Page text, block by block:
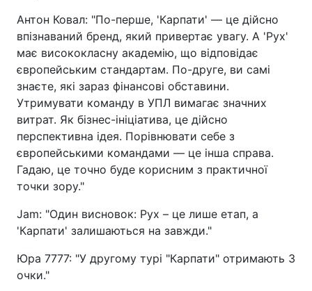
Антон Ковал: "По-перше, 'Карпати' — це дійсно
впізнаваний бренд, який привертає увагу. А 'Рух'
має висококласну академію, що відповідає
європейським стандартам. По-друге, ви самі
знаєте, які зараз фінансові обставини.
Утримувати команду в УПЛ вимагає значних
витрат. Як бізнес-ініціатива, це дійсно
перспективна ідея. Порівнювати себе з
європейськими командами — це інша справа.
Гадаю, це точно буде корисним з практичної
точки зору."
Jam: "Один висновок: Рух – це лише етап, а
'Карпати' залишаються на завжди."
Юра 7777: "У другому турі "Карпати" отримають 3
очки."